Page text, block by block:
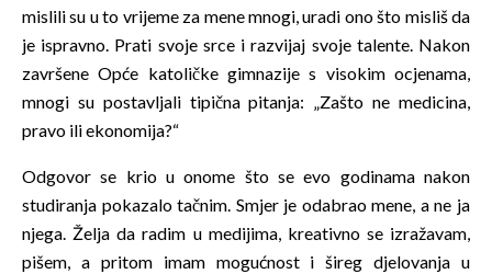
mislili su u to vrijeme za mene mnogi, uradi ono što misliš da
je ispravno. Prati svoje srce i razvijaj svoje talente. Nakon
završene Opće katoličke gimnazije s visokim ocjenama,
mnogi su postavljali tipična pitanja: „Zašto ne medicina,
pravo ili ekonomija?“
Odgovor se krio u onome što se evo godinama nakon
studiranja pokazalo tačnim. Smjer je odabrao mene, a ne ja
njega. Želja da radim u medijima, kreativno se izražavam,
pišem, a pritom imam mogućnost i šireg djelovanja u